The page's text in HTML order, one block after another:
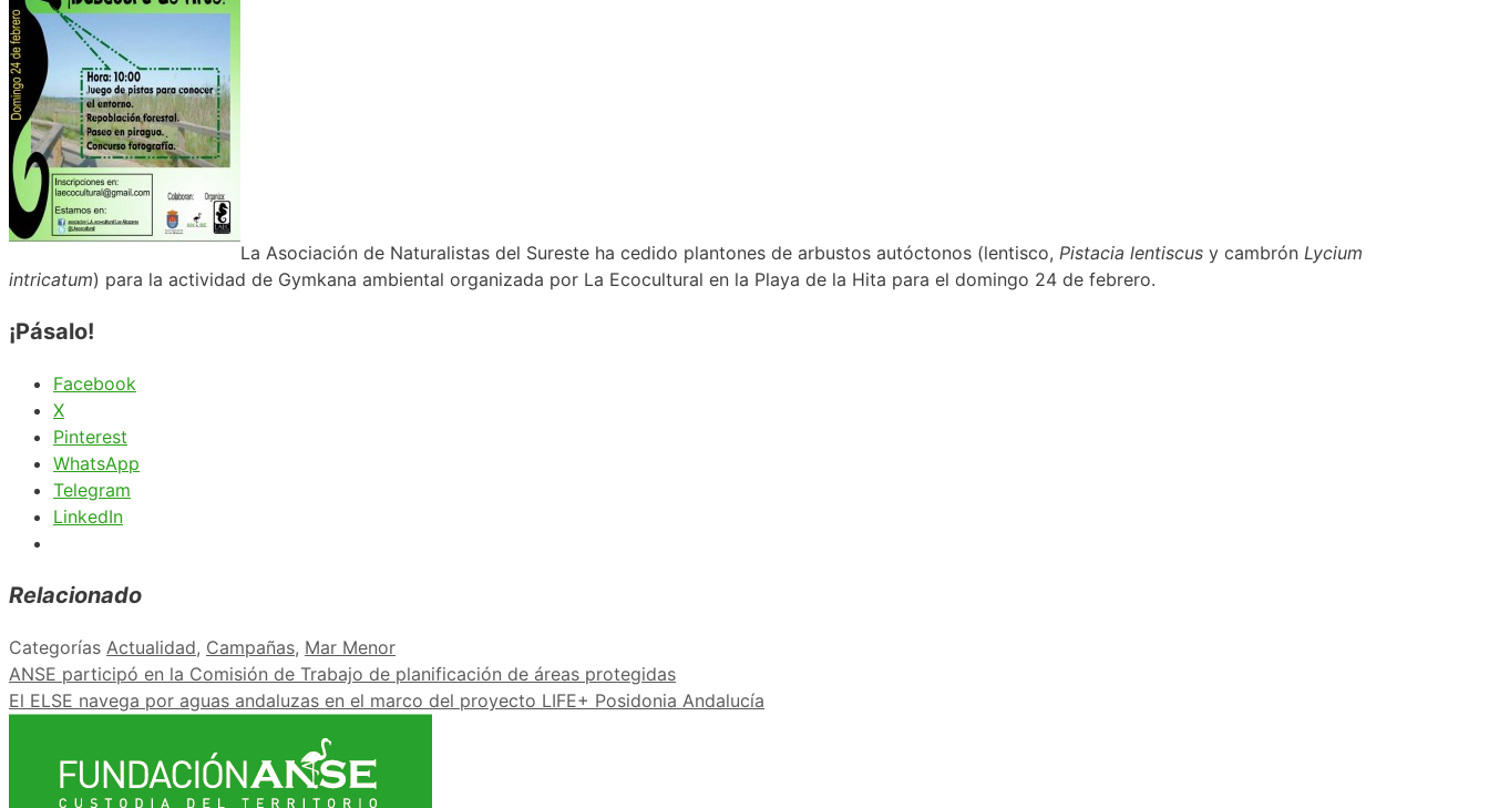
La Asociación de Naturalistas del Sureste ha cedido plantones de arbustos autóctonos (lentisco, Pistacia lentiscus y cambrón Lycium
intricatum) para la actividad de Gymkana ambiental organizada por La Ecocultural en la Playa de la Hita para el domingo 24 de febrero.
¡Pásalo!
Facebook
X
Pinterest
WhatsApp
Telegram
LinkedIn
Relacionado
Categorías Actualidad, Campañas, Mar Menor
ANSE participó en la Comisión de Trabajo de planificación de áreas protegidas
El ELSE navega por aguas andaluzas en el marco del proyecto LIFE+ Posidonia Andalucía